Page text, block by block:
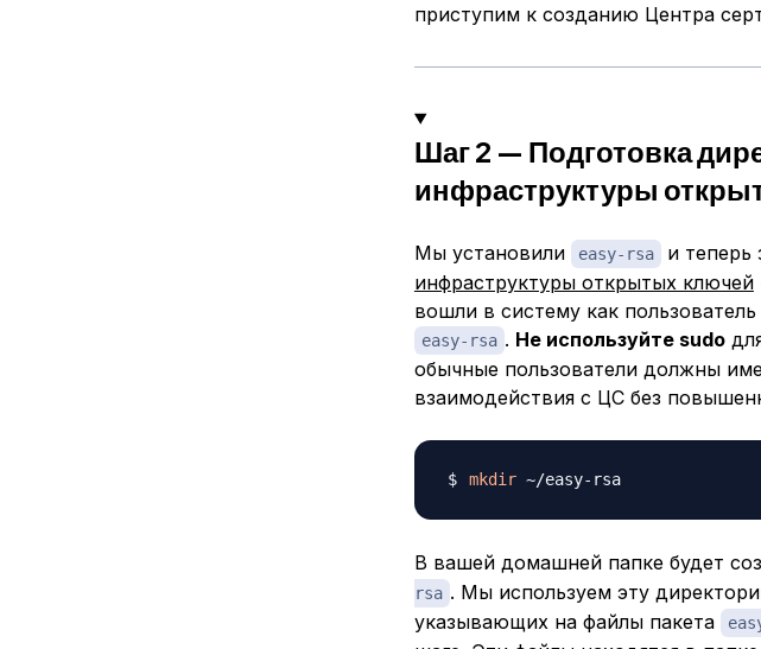
приступим к созданию Центра
Шаг 2 — Подготовка
инфраструктуры
Мы установили easy-rsa
и теперь
инфраструктуры открытых ключей
вошли в систему как
easy-rsa . Не используйте sudo
обычные пользователи должны
взаимодействия с ЦС без
mkdir ~/easy-rsa
В вашей домашней папке будет
rsa . Мы используем эту
указывающих на файлы пакета